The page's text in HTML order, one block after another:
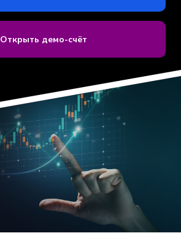
Открыть демо-счёт